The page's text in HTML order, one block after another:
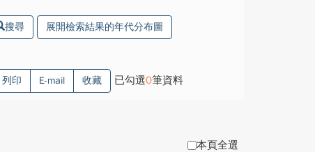
搜尋 展開檢索結果的年代分布圖
列印 E-mail 收藏 已勾選0筆資料
本頁全選